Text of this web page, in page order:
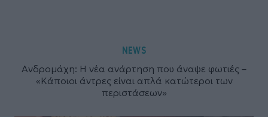
NEWS
Ανδρομάχη: Η νέα ανάρτηση που άναψε φωτιές –
«Κάποιοι άντρες είναι απλά κατώτεροι των
περιστάσεων»